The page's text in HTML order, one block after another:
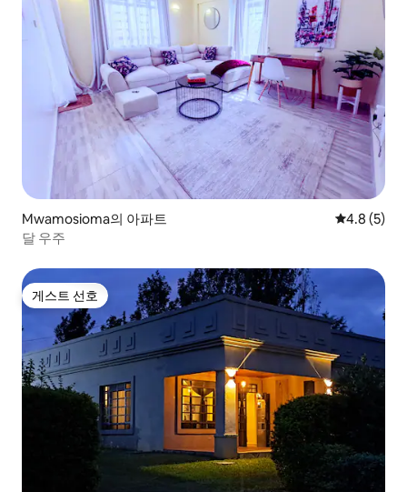
Mwamosioma의 아파트 평점 4.8점
4.8 (5)
달 우주
게스트 선호
게스트 선호